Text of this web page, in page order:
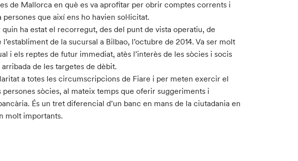
de Mallorca en què es va aprofitar per obrir comptes corrents i
que així ens ho havien sol·licitat.
ha estat el recorregut, des del punt de vista operatiu, de
de la sucursal a Bilbao, l’octubre de 2014. Va ser molt
i els reptes de futur immediat, atès l’interès de les sòcies i socis
de les targetes de dèbit.
a totes les circumscripcions de Fiare i per meten exercir el
sòcies, al mateix temps que oferir suggeriments i
És un tret diferencial d’un banc en mans de la ciutadania en
molt importants.